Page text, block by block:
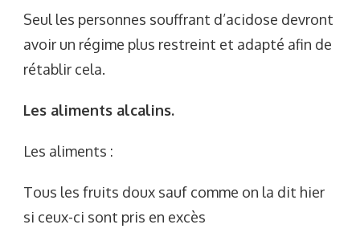
Seul les personnes souffrant d’acidose devront
avoir un régime plus restreint et adapté afin de
rétablir cela.
Les aliments alcalins.
Les aliments :
Tous les fruits doux sauf comme on la dit hier
si ceux-ci sont pris en excès